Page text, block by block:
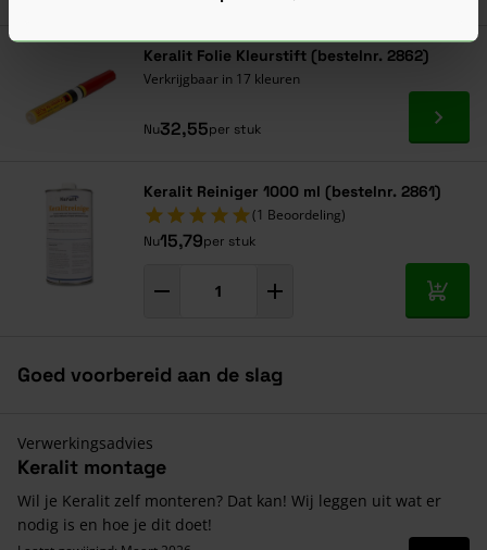
Keralit Folie Kleurstift (bestelnr. 2862)
Verkrijgbaar in 17 kleuren
Nu32,55per stuk Ga
Keralit Reiniger 1000 ml (bestelnr. 2861)
(1 Beoordeling)
Nu15,79per stuk
In
Goed voorbereid aan de slag
Verwerkingsadvies
Keralit montage
Wil je Keralit zelf monteren? Dat kan! Wij leggen uit wat er
nodig is en hoe je dit doet!